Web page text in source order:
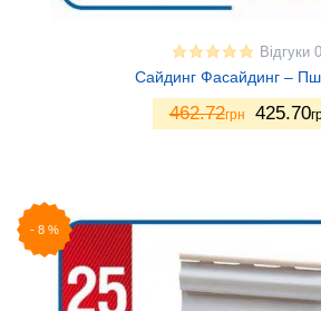
Відгуки 0
Сайдинг Фасайдинг –
462.72грн 425.70
- 8 %